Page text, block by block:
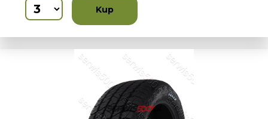
Kup